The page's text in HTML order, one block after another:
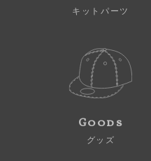
キットパーツ
Goods
グッズ